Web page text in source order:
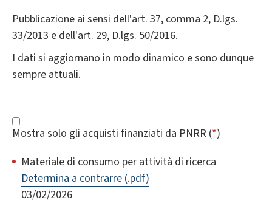
Pubblicazione ai sensi dell'art. 37, comma 2, D.lgs.
33/2013 e dell'art. 29, D.lgs. 50/2016.
I dati si aggiornano in modo dinamico e sono dunque
sempre attuali.
Mostra solo gli acquisti finanziati da PNRR (*)
Materiale di consumo per attività di ricerca
Determina a contrarre (.pdf)
03/02/2026